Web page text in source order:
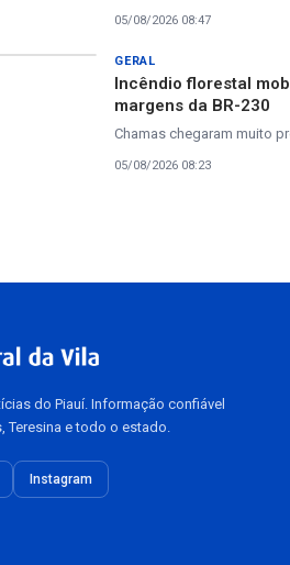
05/08/2026 08:47
GERAL
Incêndio florestal
margens da BR-230
Chamas chegaram muito
05/08/2026 08:23
do Piauí. Informação confiável
Teresina e todo o estado.
Instagram